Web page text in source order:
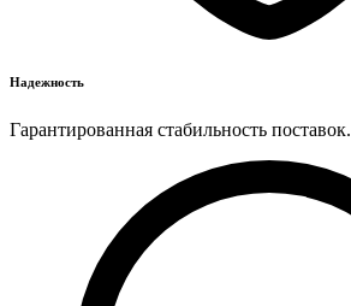
Надежность
Гарантированная стабильность поставок.